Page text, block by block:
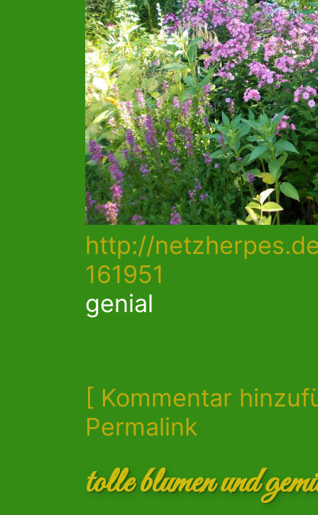
http://
161951
genial
[ Kommentar
Permalink
tolle blumen und